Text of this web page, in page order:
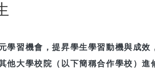
學習機會，提昇學生學習動機與成效
他大學校院（以下簡稱合作學校）進